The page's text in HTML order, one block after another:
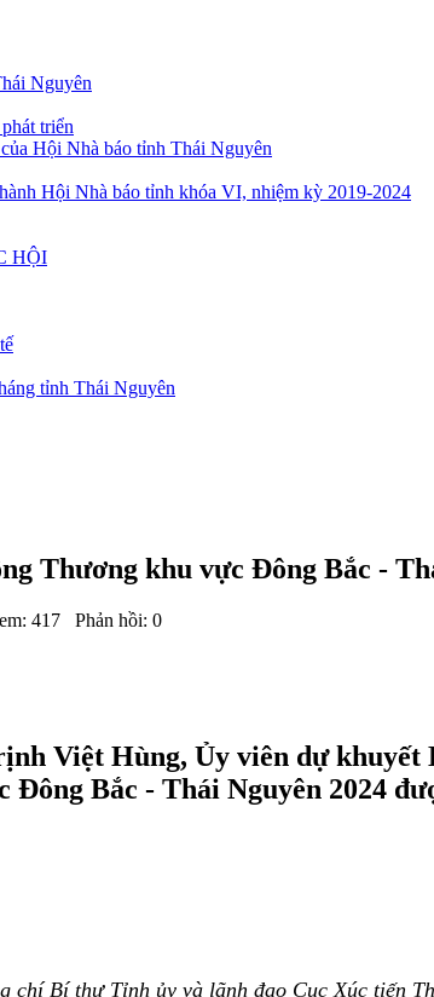
Nguyên
triển
Hội Nhà báo tỉnh Thái Nguyên
Hội Nhà báo tỉnh khóa VI, nhiệm kỳ 2019-2024
HỘI
tỉnh Thái Nguyên
Thương khu vực Đông Bắc -
417 Phản hồi: 0
Việt Hùng, Ủy viên dự
Đông Bắc - Thái Nguyên 2024
chí Bí thư Tỉnh ủy và lãnh đạo Cục Xúc tiến